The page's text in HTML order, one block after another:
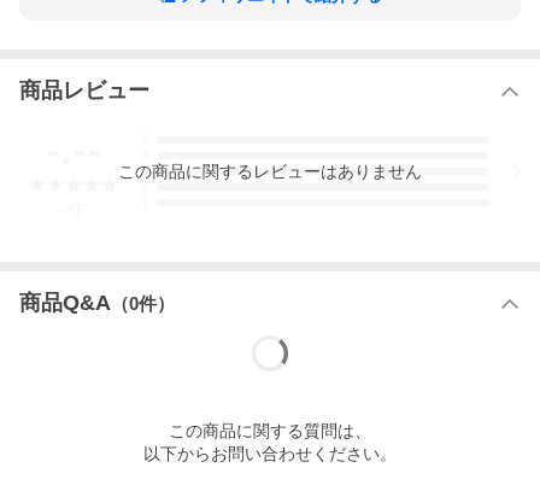
商品レビュー
3
この商品に関するレビューはありません
商品Q&A （0件）
この商品に関する質問は、
以下からお問い合わせください。